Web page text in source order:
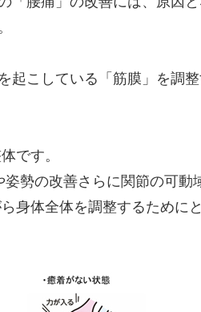
起こしている「筋膜」を調
です。
勢の改善さらに関節の可動
身体全体を調整するために